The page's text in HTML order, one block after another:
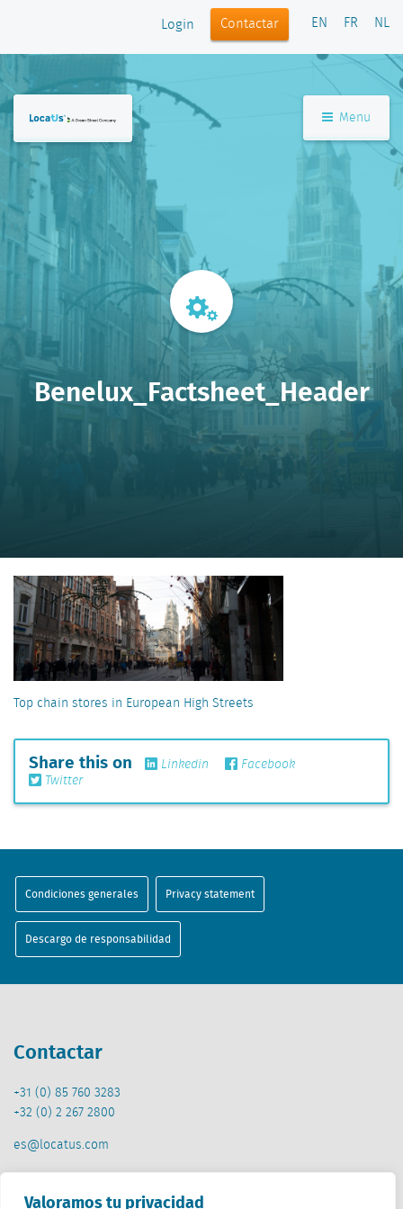
Valoramos tu privacidad
Login Contactar EN FR NL
Menu
Benelux_Factsheet_Header
Top chain stores in European High Streets
Share this on Linkedin
Facebook
Twitter
Condiciones generales Privacy statement
Descargo de responsabilidad
Contactar
+31 (0) 85 760 3283
+32 (0) 2 267 2800
es@locatus.com